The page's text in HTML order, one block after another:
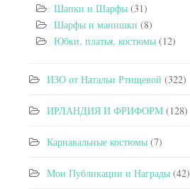
Шапки и Шарфы (31)
Шарфы и манишки (8)
Юбки, платья, костюмы (12)
ИЗО от Натальи Ртищевой (322)
ИРЛАНДИЯ И ФРИФОРМ (128)
Карнавальные костюмы (7)
Мои Публикации и Награды (42)